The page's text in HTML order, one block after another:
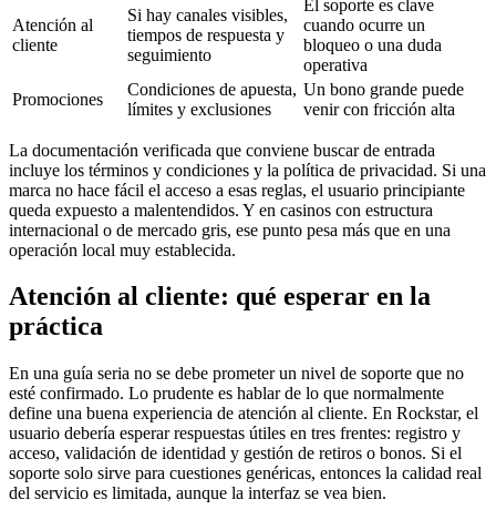
Atención al
cliente
Si hay canales visibles,
tiempos de respuesta y
seguimiento
El soporte es clave
cuando ocurre un
bloqueo o una duda
operativa
Promociones
Condiciones de apuesta,
límites y exclusiones
Un bono grande puede
venir con fricción alta
La documentación verificada que conviene buscar de entrada
incluye los términos y condiciones y la política de privacidad. Si una
marca no hace fácil el acceso a esas reglas, el usuario principiante
queda expuesto a malentendidos. Y en casinos con estructura
internacional o de mercado gris, ese punto pesa más que en una
operación local muy establecida.
Atención al cliente: qué esperar en la
práctica
En una guía seria no se debe prometer un nivel de soporte que no
esté confirmado. Lo prudente es hablar de lo que normalmente
define una buena experiencia de atención al cliente. En Rockstar, el
usuario debería esperar respuestas útiles en tres frentes: registro y
acceso, validación de identidad y gestión de retiros o bonos. Si el
soporte solo sirve para cuestiones genéricas, entonces la calidad real
del servicio es limitada, aunque la interfaz se vea bien.